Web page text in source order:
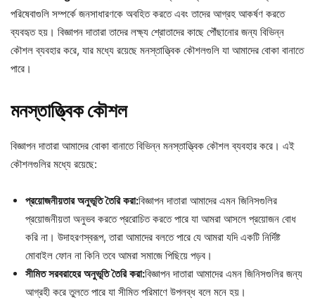
পরিষেবাগুলি সম্পর্কে জনসাধারণকে অবহিত করতে এবং তাদের আগ্রহ আকর্ষণ করতে
ব্যবহৃত হয়। বিজ্ঞাপন দাতারা তাদের লক্ষ্য শ্রোতাদের কাছে পৌঁছানোর জন্য বিভিন্ন
কৌশল ব্যবহার করে, যার মধ্যে রয়েছে মনস্তাত্ত্বিক কৌশলগুলি যা আমাদের বোকা বানাতে
পারে।
মনস্তাত্ত্বিক কৌশল
বিজ্ঞাপন দাতারা আমাদের বোকা বানাতে বিভিন্ন মনস্তাত্ত্বিক কৌশল ব্যবহার করে। এই
কৌশলগুলির মধ্যে রয়েছে:
প্রয়োজনীয়তার অনুভূতি তৈরি করা:বিজ্ঞাপন দাতারা আমাদের এমন জিনিসগুলির
প্রয়োজনীয়তা অনুভব করতে প্ররোচিত করতে পারে যা আমরা আসলে প্রয়োজন বোধ
করি না। উদাহরণস্বরূপ, তারা আমাদের বলতে পারে যে আমরা যদি একটি নির্দিষ্ট
মোবাইল ফোন না কিনি তবে আমরা সমাজে পিছিয়ে পড়ব।
সীমিত সরবরাহের অনুভূতি তৈরি করা:বিজ্ঞাপন দাতারা আমাদের এমন জিনিসগুলির জন্য
আগ্রহী করে তুলতে পারে যা সীমিত পরিমাণে উপলব্ধ বলে মনে হয়।